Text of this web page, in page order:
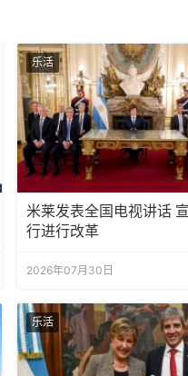
乐活
米莱发表全国电视讲话
行进行改革
2026年07月30日
乐活